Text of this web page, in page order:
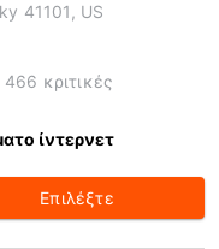
41101, US
466 κριτικές
ίντερνετ
Επιλέξτε